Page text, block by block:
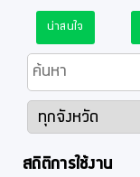
น่าสนใจ
สถิติการใช้งาน